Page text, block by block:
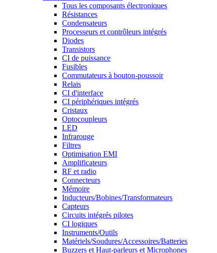
Tous les composants électroniques
Résistances
Condensateurs
Processeurs et contrôleurs intégrés
Diodes
Transistors
CI de puissance
Fusibles
Commutateurs à bouton-poussoir
Relais
CI d'interface
CI périphériques intégrés
Cristaux
Optocoupleurs
LED
Infrarouge
Filtres
Optimisation EMI
Amplificateurs
RF et radio
Connecteurs
Mémoire
Inducteurs/Bobines/Transformateurs
Capteurs
Circuits intégrés pilotes
CI logiques
Instruments/Outils
Matériels/Soudures/Accessoires/Batteries
Buzzers et Haut-parleurs et Microphones